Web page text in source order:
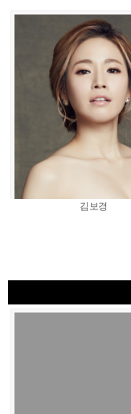
김보경